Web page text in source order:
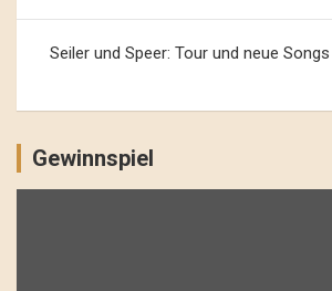
Seiler und Speer: Tour und neue
Gewinnspiel